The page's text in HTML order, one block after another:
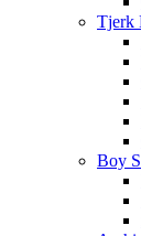
Tjerk
Boy